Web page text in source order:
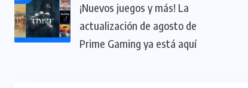
¡Nuevos juegos y más! La
actualización de agosto de
Prime Gaming ya está aquí